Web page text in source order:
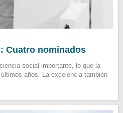
Cuatro nominados
social importante, lo que la
años. La excelencia también